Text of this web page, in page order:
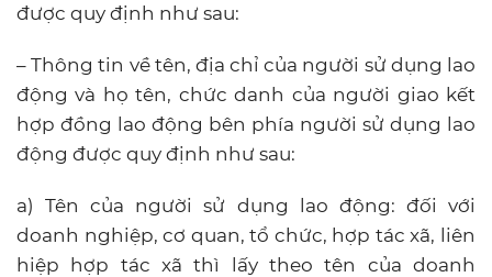
được quy định như sau:
– Thông tin về tên, địa chỉ của người sử dụng lao
động và họ tên, chức danh của người giao kết
hợp đồng lao động bên phía người sử dụng lao
động được quy định như sau:
a) Tên của người sử dụng lao động: đối với
doanh nghiệp, cơ quan, tổ chức, hợp tác xã, liên
hiệp hợp tác xã thì lấy theo tên của doanh